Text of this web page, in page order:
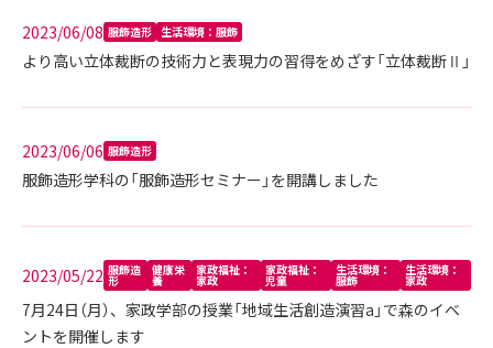
2023/06/08 服飾造形 生活環境：服飾
より高い立体裁断の技術力と表現力の習得をめざす「立体裁断Ⅱ」
2023/06/06 服飾造形
服飾造形学科の「服飾造形セミナー」を開講しました
2023/05/22 服飾造
形
健康栄
養
家政福祉：
家政
家政福祉：
児童
生活環境：
服飾
生活環境：
家政
7月24日（月）、家政学部の授業「地域生活創造演習a」で森のイベ
ントを開催します